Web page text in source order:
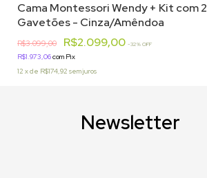
Cama Montessori Wendy + Kit com 2
Gavetões - Cinza/Amêndoa
R$3.099,00 R$2.099,00 -32% OFF
R$1.973,06com Pix
12 xde R$174,92 sem juros
Newsletter